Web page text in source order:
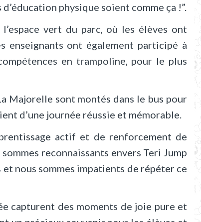
physique soient comme ça !”.
l’espace vert du parc, où les élèves ont
enseignants ont également participé à
en trampoline, pour le plus
Majorelle sont montés dans le bus pour
d’une journée réussie et mémorable.
actif et de renforcement de
reconnaissants envers Teri Jump
nous sommes impatients de répéter ce
capturent des moments de joie pure et